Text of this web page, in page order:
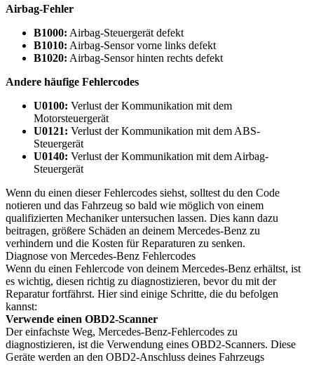
Airbag-Fehler
B1000: Airbag-Steuergerät defekt
B1010: Airbag-Sensor vorne links defekt
B1020: Airbag-Sensor hinten rechts defekt
Andere häufige Fehlercodes
U0100: Verlust der Kommunikation mit dem
Motorsteuergerät
U0121: Verlust der Kommunikation mit dem ABS-
Steuergerät
U0140: Verlust der Kommunikation mit dem Airbag-
Steuergerät
Wenn du einen dieser Fehlercodes siehst, solltest du den Code
notieren und das Fahrzeug so bald wie möglich von einem
qualifizierten Mechaniker untersuchen lassen. Dies kann dazu
beitragen, größere Schäden an deinem Mercedes-Benz zu
verhindern und die Kosten für Reparaturen zu senken.
Diagnose von Mercedes-Benz Fehlercodes
Wenn du einen Fehlercode von deinem Mercedes-Benz erhältst, ist
es wichtig, diesen richtig zu diagnostizieren, bevor du mit der
Reparatur fortfährst. Hier sind einige Schritte, die du befolgen
kannst:
Verwende einen OBD2-Scanner
Der einfachste Weg, Mercedes-Benz-Fehlercodes zu
diagnostizieren, ist die Verwendung eines OBD2-Scanners. Diese
Geräte werden an den OBD2-Anschluss deines Fahrzeugs